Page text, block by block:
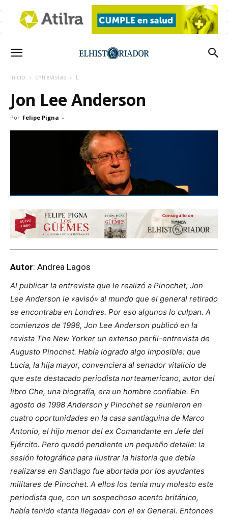
Inicio Entrevistas L
Jon Lee Anderson
Por Felipe Pigna -
Autor: Andrea Lagos
Al publicar la entrevista que le realizó a Pinochet, Jon
Lee Anderson le «avisó» al mundo que el general retirado
se encontraba en Londres. Por eso algunos lo culpan. A
comienzos de 1998, Jon Lee Anderson publicó en la
revista The New Yorker un extenso perfil-entrevista de
Augusto Pinochet. Había logrado algo imposible: que
Lucía, la hija mayor, convenciera al senador vitalicio de
que este destacado periodista norteamericano, autor del
libro Che, una biografía, era un hombre confiable. En
agosto de 1998 Anderson y Pinochet se reunieron en
cuatro oportunidades en la casa santiaguina de Marco
Antonio, el hijo menor del ex Comandante en Jefe del
Ejército. Pero quedó pendiente un pequeño detalle: la
sesión fotográfica para ilustrar la historia que debía
realizarse en Santiago fue abortada por los ayudantes
militares de Pinochet. A ellos los tenía muy molesto este
periodista que, con un sospechoso acento británico,
había tenido «tanta llegada» con el ex General. Entonces